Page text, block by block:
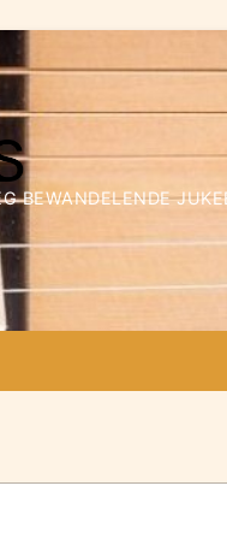
BEWANDELENDE